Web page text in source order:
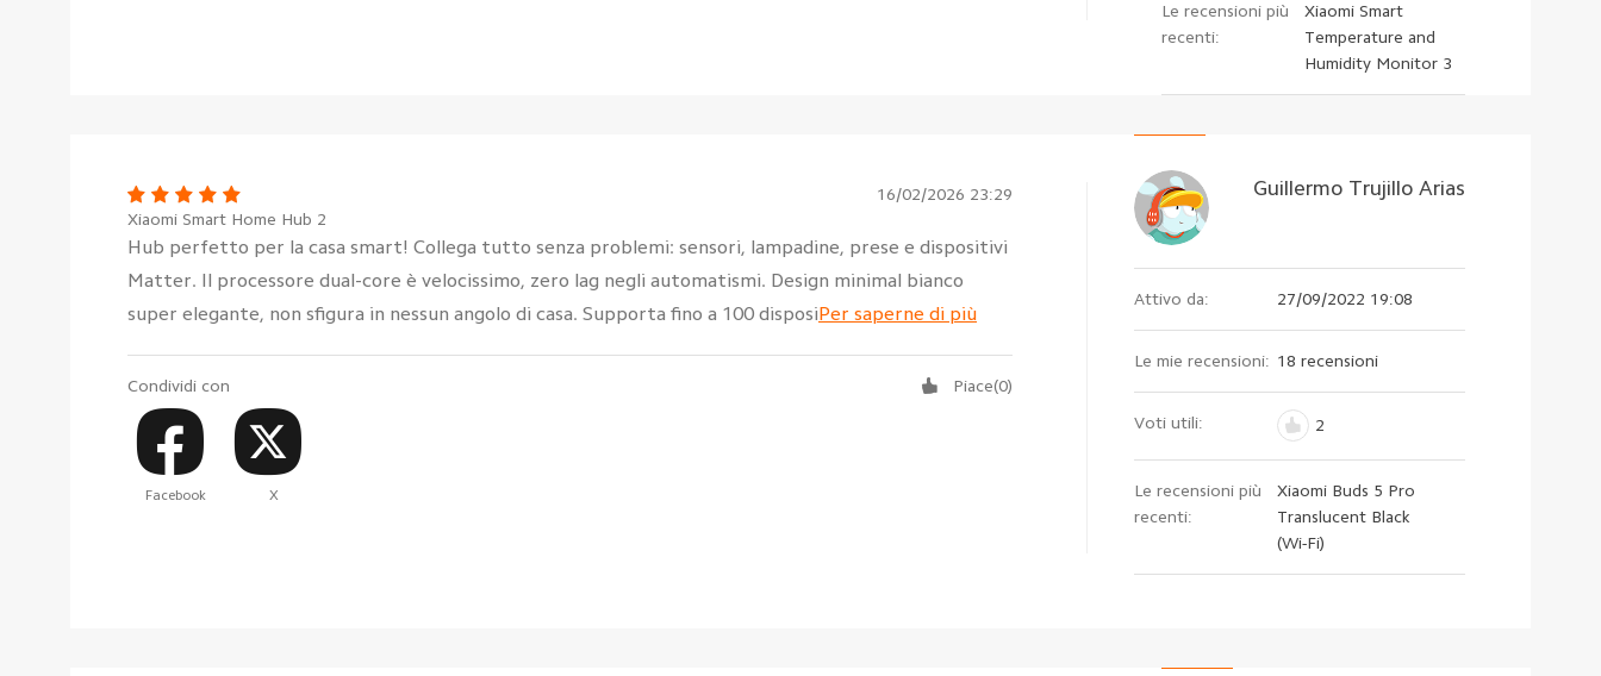
Le recensioni più
recenti:
Xiaomi Smart
Temperature and
Humidity Monitor 3
16/02/2026 23:29
Xiaomi Smart Home Hub 2
Hub perfetto per la casa smart! Collega tutto senza problemi: sensori, lampadine, prese e dispositivi
Matter. Il processore dual-core è velocissimo, zero lag negli automatismi. Design minimal bianco
super elegante, non sfigura in nessun angolo di casa. Supporta fino a 100 disposi Per saperne di più
Condividi con
Facebook X
Piace(0)
Guillermo Trujillo Arias
Attivo da: 27/09/2022 19:08
Le mie recensioni: 18 recensioni
Voti utili: 2
Le recensioni più
recenti:
Xiaomi Buds 5 Pro
Translucent Black
(Wi-Fi)